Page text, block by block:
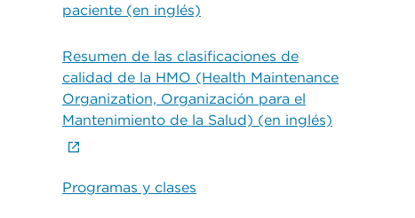
paciente (en inglés)
Resumen de las clasificaciones de
calidad de la HMO (Health Maintenance
Organization, Organización para el
Mantenimiento de la Salud) (en inglés)
Programas y clases